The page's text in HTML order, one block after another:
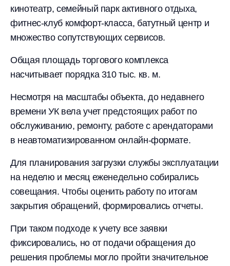
кинотеатр, семейный парк активного отдыха,
фитнес-клуб комфорт-класса, батутный центр и
множество сопутствующих сервисов.
Общая площадь торгового комплекса
насчитывает порядка 310 тыс. кв. м.
Несмотря на масштабы объекта, до недавнего
времени УК вела учет предстоящих работ по
обслуживанию, ремонту, работе с арендаторами
в неавтоматизированном онлайн-формате.
Для планирования загрузки службы эксплуатации
на неделю и месяц еженедельно собирались
совещания. Чтобы оценить работу по итогам
закрытия обращений, формировались отчеты.
При таком подходе к учету все заявки
фиксировались, но от подачи обращения до
решения проблемы могло пройти значительное